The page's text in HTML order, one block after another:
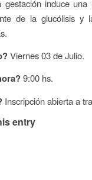
gestación induce una
de la glucólisis y
Viernes 03 de Julio.
9:00 hs.
Inscripción abierta a
entry